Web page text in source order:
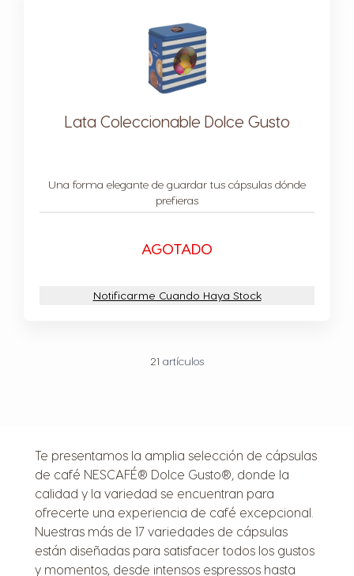
Lata Coleccionable Dolce Gusto
Una forma elegante de guardar tus cápsulas dónde
prefieras
AGOTADO
Notificarme Cuando Haya Stock
21 artículos
Te presentamos la amplia selección de cápsulas
de café NESCAFÉ® Dolce Gusto®, donde la
calidad y la variedad se encuentran para
ofrecerte una experiencia de café excepcional.
Nuestras más de 17 variedades de cápsulas
están diseñadas para satisfacer todos los gustos
y momentos, desde intensos espressos hasta